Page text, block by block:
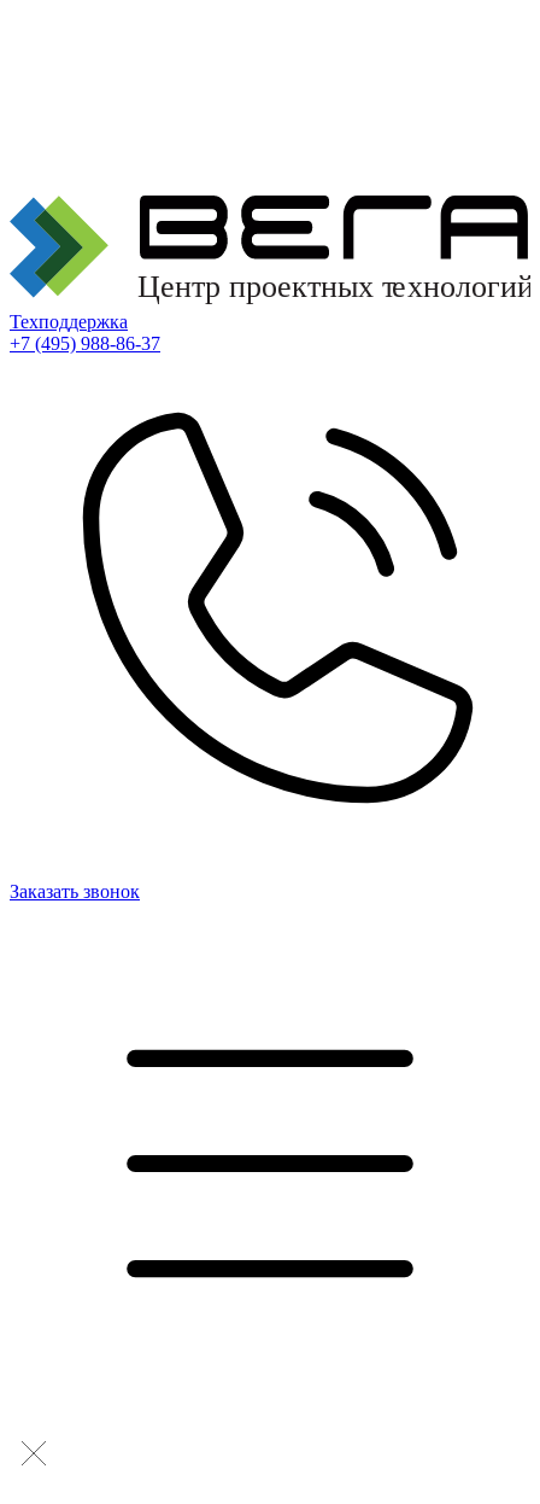
Техподдержка
+7 (495) 988-86-37
Заказать звонок